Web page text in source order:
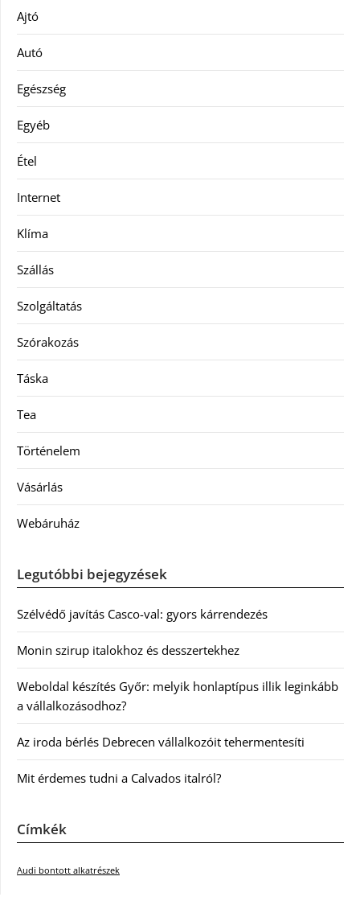
Ajtó
Autó
Egészség
Egyéb
Étel
Internet
Klíma
Szállás
Szolgáltatás
Szórakozás
Táska
Tea
Történelem
Vásárlás
Webáruház
Legutóbbi bejegyzések
Szélvédő javítás Casco-val: gyors kárrendezés
Monin szirup italokhoz és desszertekhez
Weboldal készítés Győr: melyik honlaptípus illik leginkább
a vállalkozásodhoz?
Az iroda bérlés Debrecen vállalkozóit tehermentesíti
Mit érdemes tudni a Calvados italról?
Címkék
Audi bontott alkatrészek